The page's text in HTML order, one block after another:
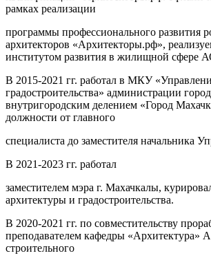
рамках реализации
программы профессионального развития
архитекторов «Архитекторы.рф»,
институтом развития в жилищной
В 2015-2021 гг. работал в МКУ
градостроительства» администрации
внутригородским делением «Город
должности от главного
специалиста до заместителя начальника
В 2021-2023 гг. работал
заместителем мэра г. Махачкалы,
архитектуры и градостроительства.
В 2020-2021 гг. по совместительству
преподавателем кафедры «Архитектура»
строительного